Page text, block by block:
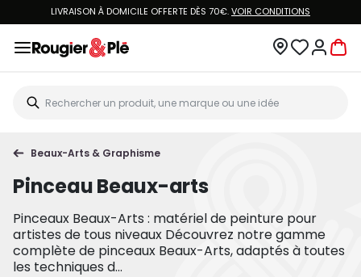
LIVRAISON À DOMICILE OFFERTE DÈS 70€.VOIR CONDITIONS
Beaux-Arts & Graphisme
Pinceau Beaux-arts
Pinceaux Beaux-Arts : matériel de peinture pour
artistes de tous niveaux Découvrez notre gamme
complète de pinceaux Beaux-Arts, adaptés à toutes
les techniques d...